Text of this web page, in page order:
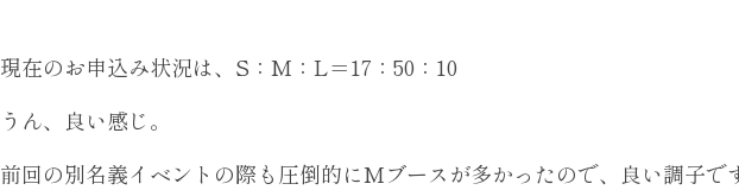
現在のお申込み状況は、S：M：L＝17：50：10
うん、良い感じ。
前回の別名義イベントの際も圧倒的にMブースが多かったので、良い調子で